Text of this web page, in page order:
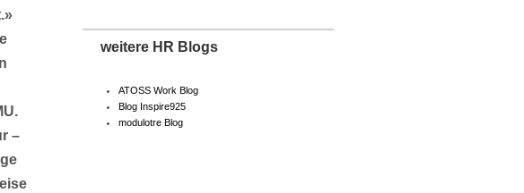
–
weitere HR Blogs
ATOSS Work Blog
Blog Inspire925
modulotre Blog